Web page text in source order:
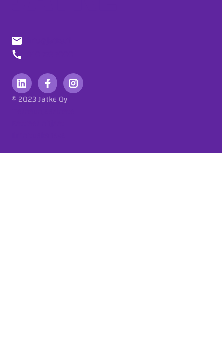
© 2023 Jatke Oy